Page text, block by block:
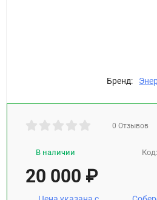
Бренд:
0 Отзывов
Код:
В наличии
20 000 ₽